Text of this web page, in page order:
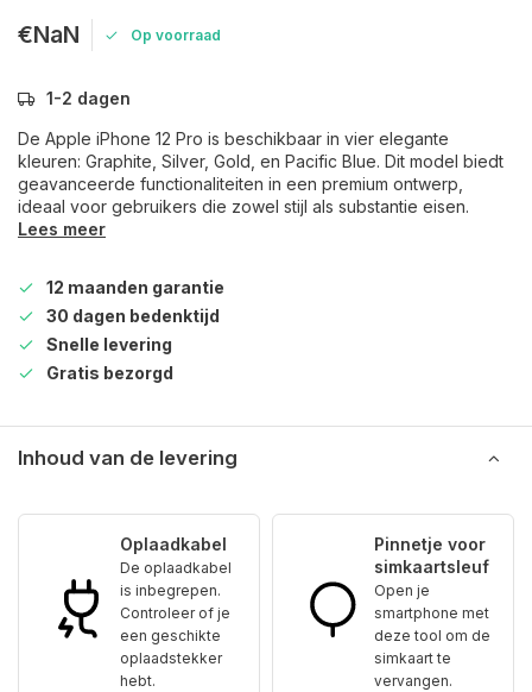
€NaN Op voorraad
1-2 dagen
De Apple iPhone 12 Pro is beschikbaar in vier elegante
kleuren: Graphite, Silver, Gold, en Pacific Blue. Dit model biedt
geavanceerde functionaliteiten in een premium ontwerp,
ideaal voor gebruikers die zowel stijl als substantie eisen.
Lees meer
12 maanden garantie
30 dagen bedenktijd
Snelle levering
Gratis bezorgd
Inhoud van de levering
Oplaadkabel
De oplaadkabel
is inbegrepen.
Controleer of je
een geschikte
oplaadstekker
hebt.
Pinnetje voor
simkaartsleuf
Open je
smartphone met
deze tool om de
simkaart te
vervangen.